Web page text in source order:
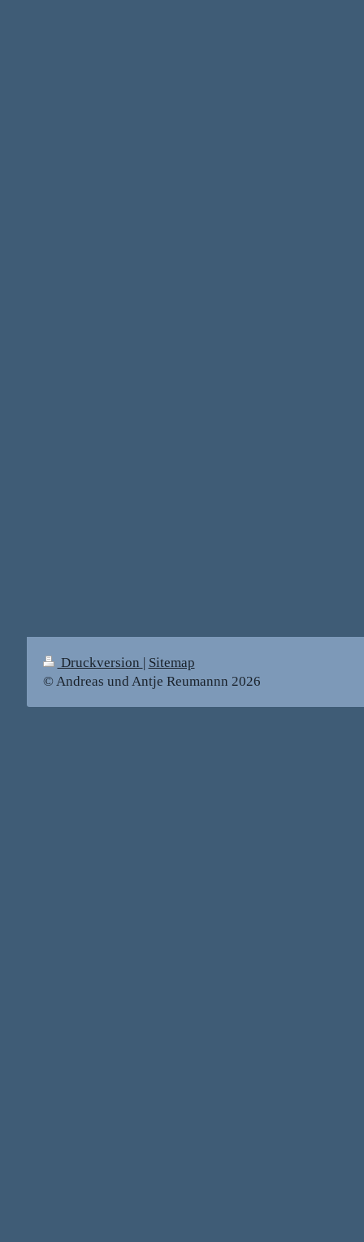
Druckversion | Sitemap
© Andreas und Antje Reumannn 2026